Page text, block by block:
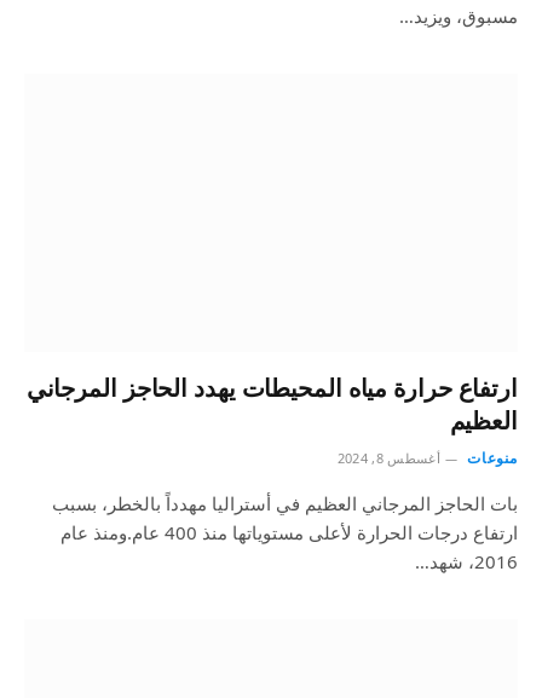
مسبوق، ويزيد…
ارتفاع حرارة مياه المحيطات يهدد الحاجز المرجاني
العظيم
منوعات أغسطس 8, 2024
بات الحاجز المرجاني العظيم في أستراليا مهدداً بالخطر، بسبب
ارتفاع درجات الحرارة لأعلى مستوياتها منذ 400 عام.ومنذ عام
2016، شهد…